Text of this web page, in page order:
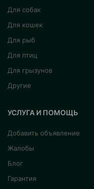
Для собак
Для кошек
Для рыб
Для птиц
Для грызунов
Другие
УСЛУГА И ПОМОЩЬ
Добавить объявление
Жалобы
Блог
Гарантия